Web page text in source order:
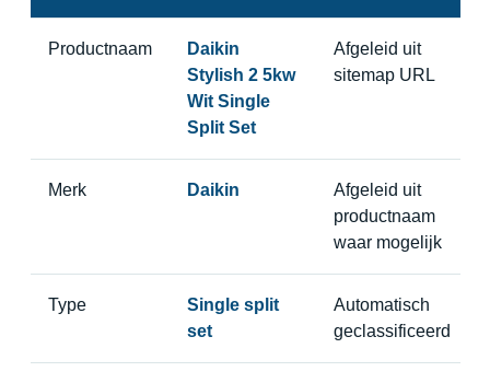
Productnaam
Daikin
Stylish 2 5kw
Wit Single
Split Set
Afgeleid uit
sitemap URL
Merk Daikin
Afgeleid uit
productnaam
waar mogelijk
Type
Single split
set
Automatisch
geclassificeerd